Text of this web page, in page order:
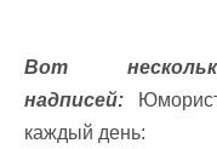
Вот
надписей:
каждый день: